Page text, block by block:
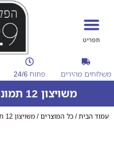
תפריט
משלוחים מהירים פתוח 24/6
משויצון 12 תמונות בגדלים שונים
עמוד הבית/ כל המוצרים / משויצון 12 תמונות בגדלים שונים